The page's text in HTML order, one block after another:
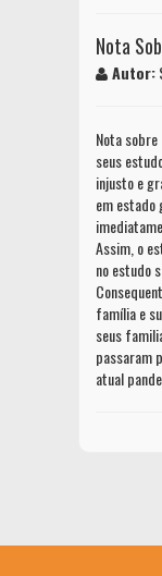
Nota
Autor:
Nota
seus
injusto e
em estado
Assim, o
no estudo
família e
seus
passaram
atual